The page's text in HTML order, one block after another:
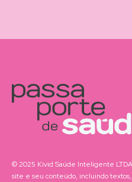
© 2025 Kivid Saúde Inteligente
site e seu conteúdo, incluindo